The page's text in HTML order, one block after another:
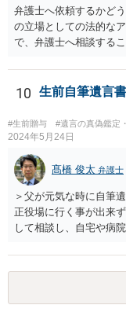
無、不動産登記、遺産
う。特に、お姉様側だ
ったのか、遺産分割協
以前に、法定相続分や
ります。 奥様において
書、遺言書の有無等を
われます。
弁護士へ依頼するかど
の立場としての法的な
で、弁護士へ相談する
誘導しかしてこないと
10 生前自筆遺言
#生前贈与 #遺言の真偽鑑定
2024年5月24日
髙橋 俊太 弁護士
＞父が元気な時に自筆
正役場に行く事が出来
して相談し、自宅や病
うことも可能です。 ＞
がいいのではと考えて
とも言えないのですが
弁護士に事情等を説明